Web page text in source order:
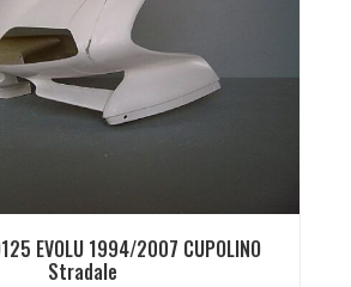
EVOLU 1994/2007 CUPOLINO
Stradale